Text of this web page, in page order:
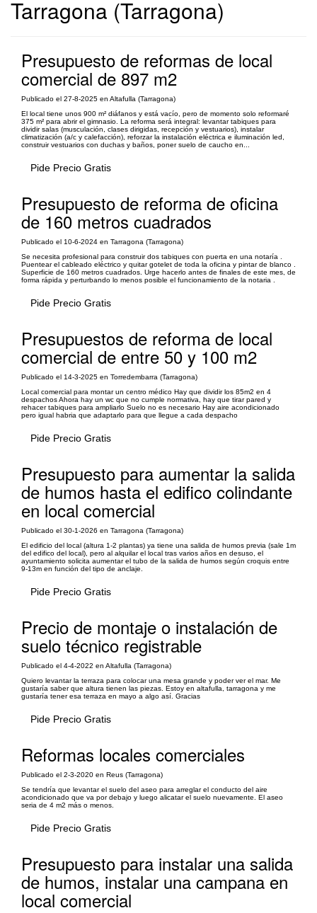
Tarragona (Tarragona)
Presupuesto de reformas de local
comercial de 897 m2
Publicado el 27-8-2025 en Altafulla (Tarragona)
El local tiene unos 900 m² diáfanos y está vacío, pero de momento solo reformaré
375 m² para abrir el gimnasio. La reforma será integral: levantar tabiques para
dividir salas (musculación, clases dirigidas, recepción y vestuarios), instalar
climatización (a/c y calefacción), reforzar la instalación eléctrica e iluminación led,
construir vestuarios con duchas y baños, poner suelo de caucho en...
Pide Precio Gratis
Presupuesto de reforma de oficina
de 160 metros cuadrados
Publicado el 10-6-2024 en Tarragona (Tarragona)
Se necesita profesional para construir dos tabiques con puerta en una notaría .
Puentear el cableado eléctrico y quitar gotelet de toda la oficina y pintar de blanco .
Superficie de 160 metros cuadrados. Urge hacerlo antes de finales de este mes, de
forma rápida y perturbando lo menos posible el funcionamiento de la notaria .
Pide Precio Gratis
Presupuestos de reforma de local
comercial de entre 50 y 100 m2
Publicado el 14-3-2025 en Torredembarra (Tarragona)
Local comercial para montar un centro médico Hay que dividir los 85m2 en 4
despachos Ahora hay un wc que no cumple normativa, hay que tirar pared y
rehacer tabiques para ampliarlo Suelo no es necesario Hay aire acondicionado
pero igual habria que adaptarlo para que llegue a cada despacho
Pide Precio Gratis
Presupuesto para aumentar la salida
de humos hasta el edifico colindante
en local comercial
Publicado el 30-1-2026 en Tarragona (Tarragona)
El edificio del local (altura 1-2 plantas) ya tiene una salida de humos previa (sale 1m
del edifico del local), pero al alquilar el local tras varios años en desuso, el
ayuntamiento solicita aumentar el tubo de la salida de humos según croquis entre
9-13m en función del tipo de anclaje.
Pide Precio Gratis
Precio de montaje o instalación de
suelo técnico registrable
Publicado el 4-4-2022 en Altafulla (Tarragona)
Quiero levantar la terraza para colocar una mesa grande y poder ver el mar. Me
gustaría saber que altura tienen las piezas. Estoy en altafulla, tarragona y me
gustaría tener esa terraza en mayo a algo así. Gracias
Pide Precio Gratis
Reformas locales comerciales
Publicado el 2-3-2020 en Reus (Tarragona)
Se tendría que levantar el suelo del aseo para arreglar el conducto del aire
acondicionado que va por debajo y luego alicatar el suelo nuevamente. El aseo
seria de 4 m2 más o menos.
Pide Precio Gratis
Presupuesto para instalar una salida
de humos, instalar una campana en
local comercial